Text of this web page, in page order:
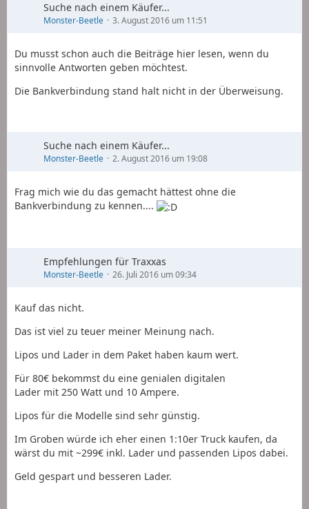
Suche nach einem Käufer...
Monster-Beetle 3. August 2016 um 11:51
Du musst schon auch die Beiträge hier lesen, wenn du
sinnvolle Antworten geben möchtest.
Die Bankverbindung stand halt nicht in der Überweisung.
Suche nach einem Käufer...
Monster-Beetle 2. August 2016 um 19:08
Frag mich wie du das gemacht hättest ohne die
Bankverbindung zu kennen....
Empfehlungen für Traxxas
Monster-Beetle 26. Juli 2016 um 09:34
Kauf das nicht.
Das ist viel zu teuer meiner Meinung nach.
Lipos und Lader in dem Paket haben kaum wert.
Für 80€ bekommst du eine genialen digitalen
Lader mit 250 Watt und 10 Ampere.
Lipos für die Modelle sind sehr günstig.
Im Groben würde ich eher einen 1:10er Truck kaufen, da
wärst du mit ~299€ inkl. Lader und passenden Lipos dabei.
Geld gespart und besseren Lader.